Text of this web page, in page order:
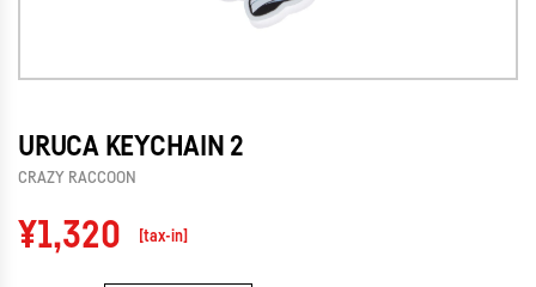
URUCA KEYCHAIN 2
CRAZY RACCOON
Regular
price
¥1,320 [tax-in]